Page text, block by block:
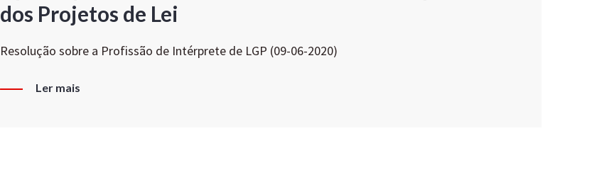
dos Projetos de Lei
Resolução sobre a Profissão de Intérprete de LGP (09-06-2020)
Ler mais